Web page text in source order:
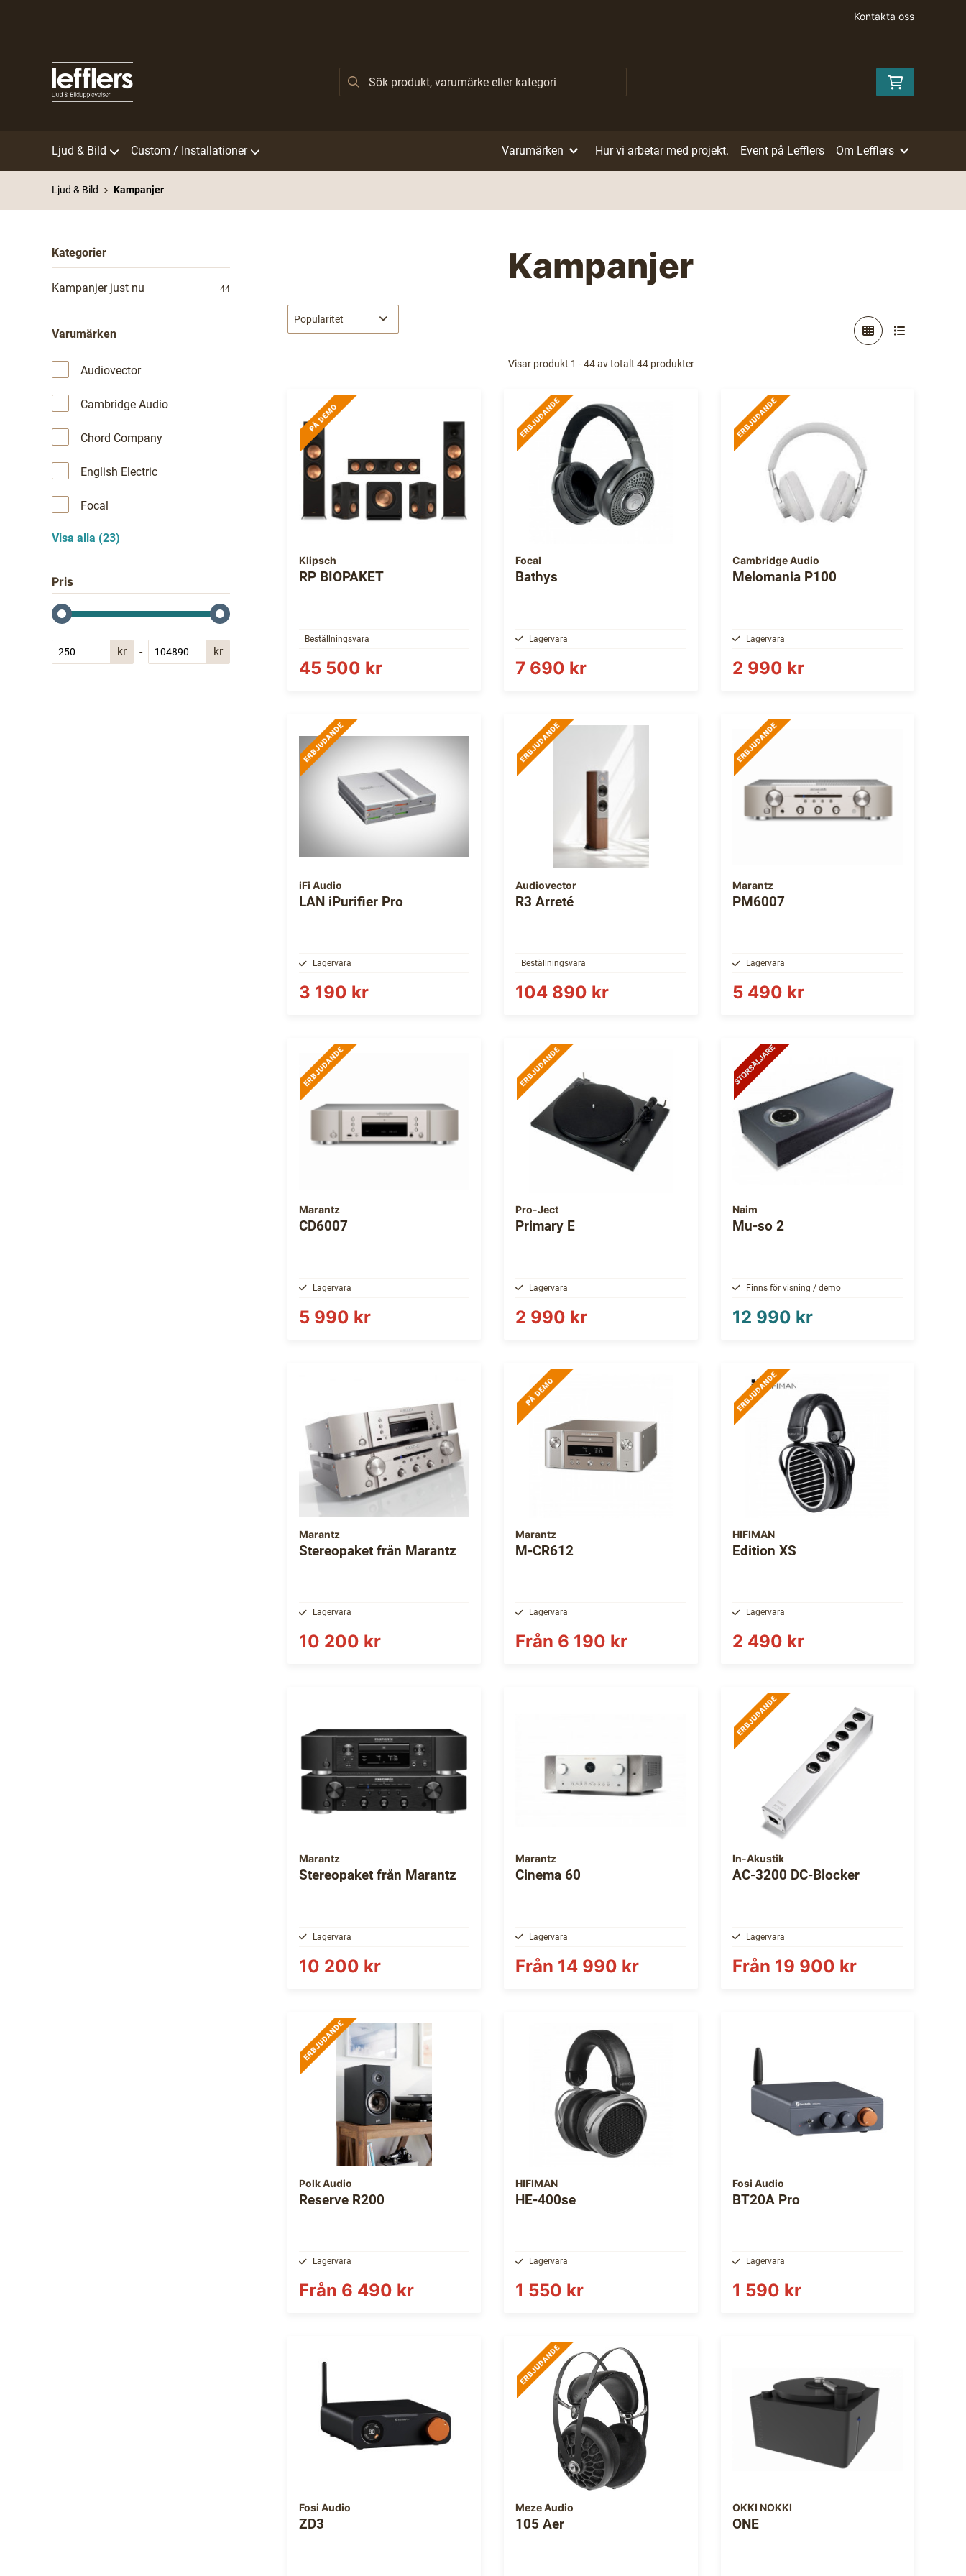
Kontakta oss
Ljud & Bild Custom / Installationer Varumärken Hur vi arbetar med projekt. Event på Lefflers Om Lefflers
Ljud & Bild Kampanjer
Kategorier
Kampanjer just nu 44
Varumärken
Audiovector
Cambridge Audio
Chord Company
English Electric
Focal
Visa alla (23)
Pris
kr - kr
Kampanjer
Visar produkt 1 - 44 av totalt 44 produkter
Klipsch
RP BIOPAKET
Beställningsvara
45 500 kr
Focal
Bathys
Lagervara
7 690 kr
Cambridge Audio
Melomania P100
Lagervara
2 990 kr
iFi Audio
LAN iPurifier Pro
Lagervara
3 190 kr
Audiovector
R3 Arreté
Beställningsvara
104 890 kr
Marantz
PM6007
Lagervara
5 490 kr
Marantz
CD6007
Lagervara
5 990 kr
Pro-Ject
Primary E
Lagervara
2 990 kr
Naim
Mu-so 2
Finns för visning / demo
12 990 kr
Marantz
Stereopaket från Marantz
Lagervara
10 200 kr
Marantz
M-CR612
Lagervara
Från 6 190 kr
HIFIMAN
Edition XS
Lagervara
2 490 kr
Marantz
Stereopaket från Marantz
Lagervara
10 200 kr
Marantz
Cinema 60
Lagervara
Från 14 990 kr
In-Akustik
AC-3200 DC-Blocker
Lagervara
Från 19 900 kr
Polk Audio
Reserve R200
Lagervara
Från 6 490 kr
HIFIMAN
HE-400se
Lagervara
1 550 kr
Fosi Audio
BT20A Pro
Lagervara
1 590 kr
Fosi Audio
ZD3
Meze Audio
105 Aer
OKKI NOKKI
ONE